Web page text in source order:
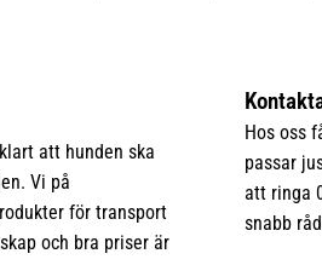
att hunden ska
Vi på
för transport
och bra priser är
Hos oss
passar
att ringa
snabb